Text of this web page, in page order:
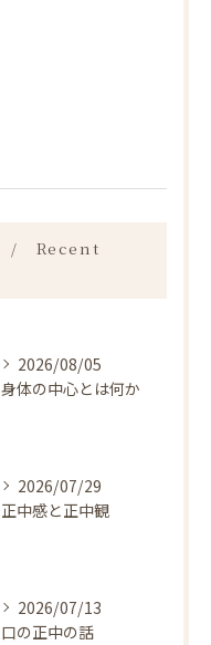
Recent
2026/08/05
身体の中心とは何か
2026/07/29
正中感と正中観
2026/07/13
口の正中の話